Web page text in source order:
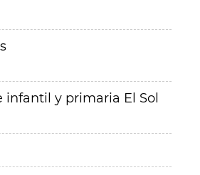
y primaria El Sol